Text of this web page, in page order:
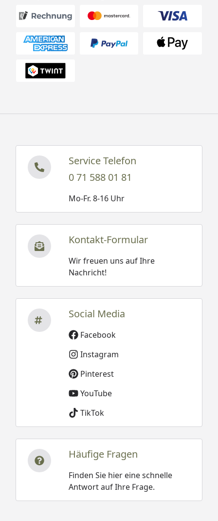
Service Telefon
0 71 588 01 81
Mo-Fr. 8-16 Uhr
Kontakt-Formular
Wir freuen uns auf Ihre
Nachricht!
Social Media
Facebook
Instagram
Pinterest
YouTube
TikTok
Häufige Fragen
Finden Sie hier eine schnelle
Antwort auf Ihre Frage.